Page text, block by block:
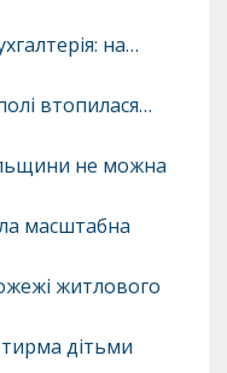
на…
втопилася…
не можна
масштабна
житлового
дітьми